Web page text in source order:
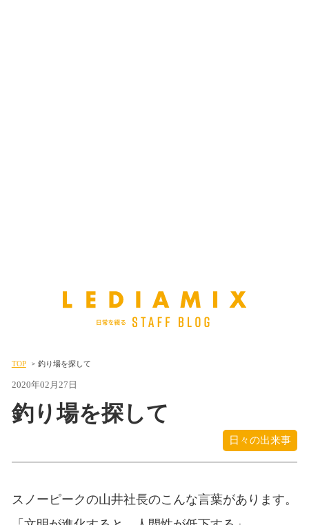
TOP 釣り場を探して
2020年02月27日
釣り場を探して
日々の出来事
スノーピークの山井社長のこんな言葉があります。